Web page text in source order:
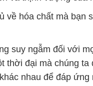
về hóa chất mà bạn
suy ngẫm đối với
thời đại mà chúng ta
nhau để đáp ứng